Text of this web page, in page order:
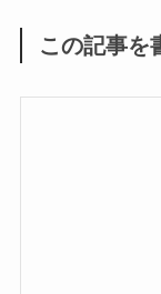
この記事を